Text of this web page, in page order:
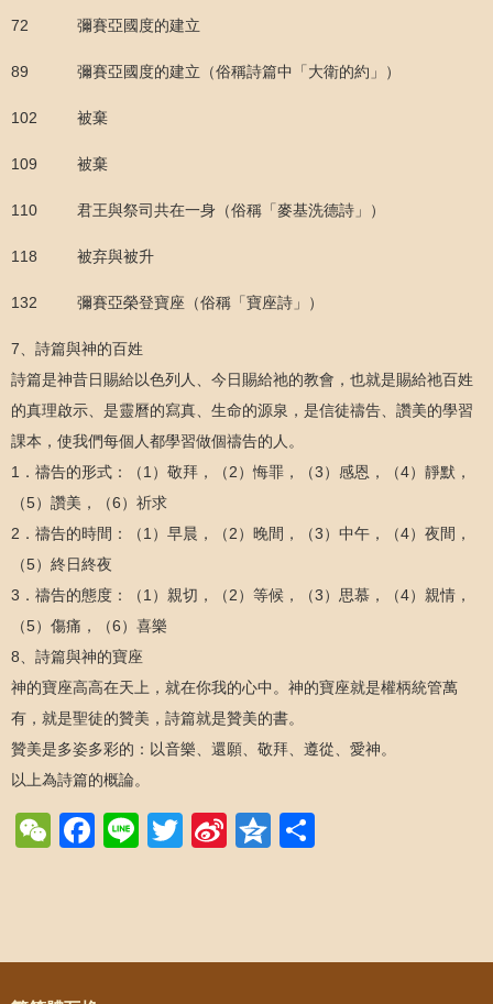
72 彌賽亞國度的建立
89 彌賽亞國度的建立（俗稱詩篇中「大衛的約」）
102 被棄
109 被棄
110 君王與祭司共在一身（俗稱「麥基洗德詩」）
118 被弃與被升
132 彌賽亞榮登寶座（俗稱「寶座詩」）
7、詩篇與神的百姓
詩篇是神昔日賜給以色列人、今日賜給祂的教會，也就是賜給祂百姓
的真理啟示、是靈曆的寫真、生命的源泉，是信徒禱告、讚美的學習
課本，使我們每個人都學習做個禱告的人。
1．禱告的形式：（1）敬拜，（2）悔罪，（3）感恩，（4）靜默，
（5）讚美，（6）祈求
2．禱告的時間：（1）早晨，（2）晚間，（3）中午，（4）夜間，
（5）終日終夜
3．禱告的態度：（1）親切，（2）等候，（3）思慕，（4）親情，
（5）傷痛，（6）喜樂
8、詩篇與神的寶座
神的寶座高高在天上，就在你我的心中。神的寶座就是權柄統管萬
有，就是聖徒的贊美，詩篇就是贊美的書。
贊美是多姿多彩的：以音樂、還願、敬拜、遵從、愛神。
以上為詩篇的概論。
WeChat
Facebook
LineTwitter
SinaQzone
Post navigation